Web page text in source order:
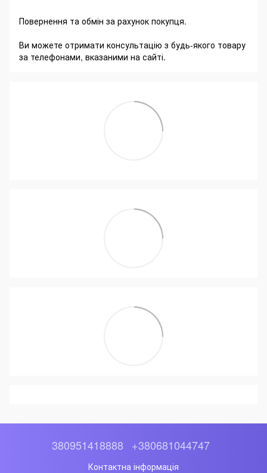
Повернення та обмін за рахунок покупця.
Ви можете отримати консультацію з будь-якого товару
за телефонами, вказаними на сайті.
380951418888 +380681044747
Контактна інформація